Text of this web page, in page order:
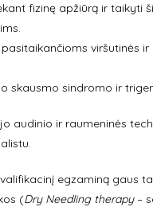
fizinę apžiūrą ir taikyti
viršutinės
skausmo sindromo ir
audinio ir raumeninės
egzaminą gaus
(Dry Needling therapy–